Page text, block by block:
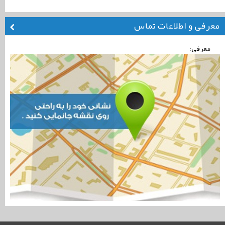
معرفی و اطلاعات تماس
معرفی: